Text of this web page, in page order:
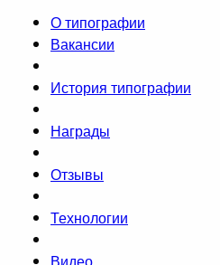
О типографии
Вакансии
История типографии
Награды
Отзывы
Технологии